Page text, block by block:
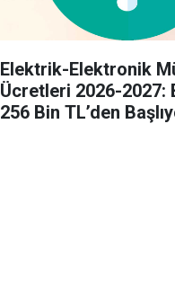
Elektrik-Elektronik
Ücretleri 2026-2027:
256 Bin TL’den